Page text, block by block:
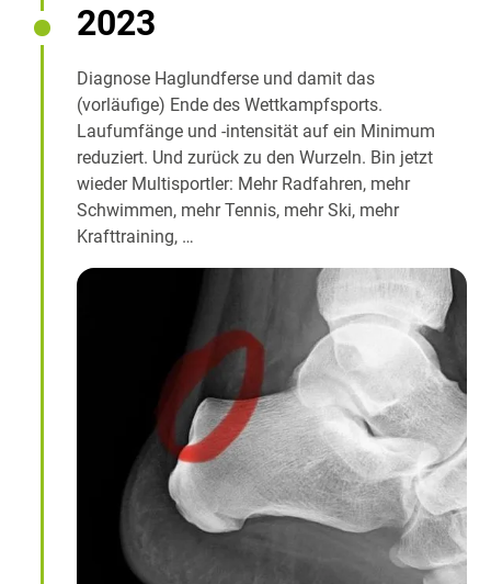
2023
Diagnose Haglundferse und damit das
(vorläufige) Ende des Wettkampfsports.
Laufumfänge und -intensität auf ein Minimum
reduziert. Und zurück zu den Wurzeln. Bin jetzt
wieder Multisportler: Mehr Radfahren, mehr
Schwimmen, mehr Tennis, mehr Ski, mehr
Krafttraining, …